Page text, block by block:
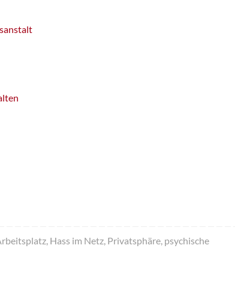
, Hass im Netz, Privatsphäre, psychische